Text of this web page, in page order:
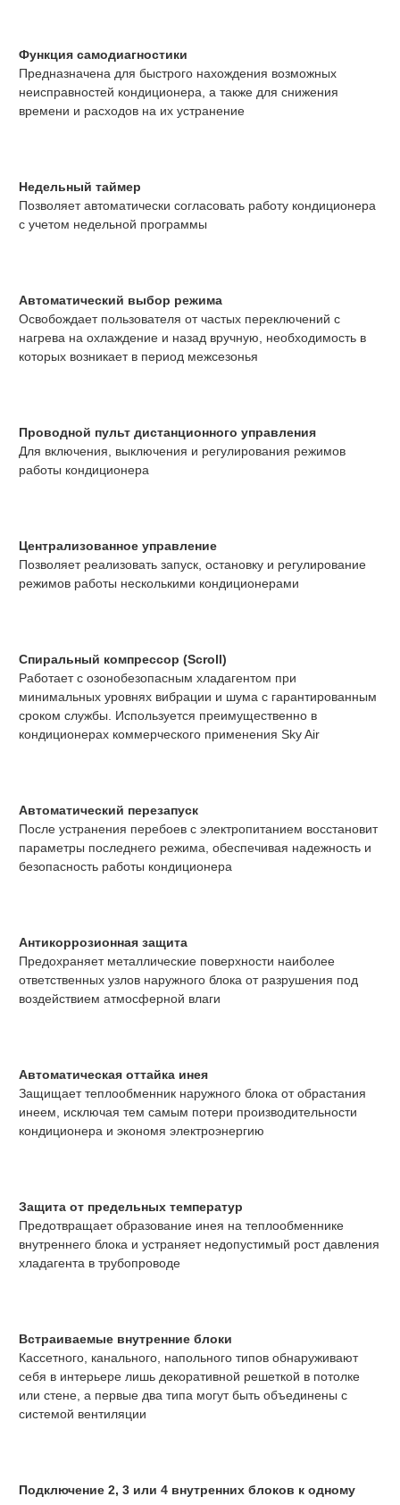
Функция самодиагностики
Предназначена для быстрого нахождения возможных
неисправностей кондиционера, а также для снижения
времени и расходов на их устранение
Недельный таймер
Позволяет автоматически согласовать работу кондиционера
с учетом недельной программы
Автоматический выбор режима
Освобождает пользователя от частых переключений с
нагрева на охлаждение и назад вручную, необходимость в
которых возникает в период межсезонья
Проводной пульт дистанционного управления
Для включения, выключения и регулирования режимов
работы кондиционера
Централизованное управление
Позволяет реализовать запуск, остановку и регулирование
режимов работы несколькими кондиционерами
Спиральный компрессор (Scroll)
Работает с озонобезопасным хладагентом при
минимальных уровнях вибрации и шума с гарантированным
сроком службы. Используется преимущественно в
кондиционерах коммерческого применения Sky Air
Автоматический перезапуск
После устранения перебоев с электропитанием восстановит
параметры последнего режима, обеспечивая надежность и
безопасность работы кондиционера
Антикоррозионная защита
Предохраняет металлические поверхности наиболее
ответственных узлов наружного блока от разрушения под
воздействием атмосферной влаги
Автоматическая оттайка инея
Защищает теплообменник наружного блока от обрастания
инеем, исключая тем самым потери производительности
кондиционера и экономя электроэнергию
Защита от предельных температур
Предотвращает образование инея на теплообменнике
внутреннего блока и устраняет недопустимый рост давления
хладагента в трубопроводе
Встраиваемые внутренние блоки
Кассетного, канального, напольного типов обнаруживают
себя в интерьере лишь декоративной решеткой в потолке
или стене, а первые два типа могут быть объединены с
системой вентиляции
Подключение 2, 3 или 4 внутренних блоков к одному